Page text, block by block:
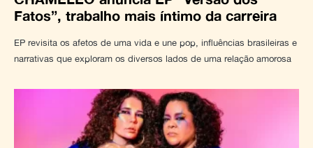
Fatos”, trabalho mais íntimo da carreira
EP revisita os afetos de uma vida e une pop, influências brasileiras e
narrativas que exploram os diversos lados de uma relação amorosa